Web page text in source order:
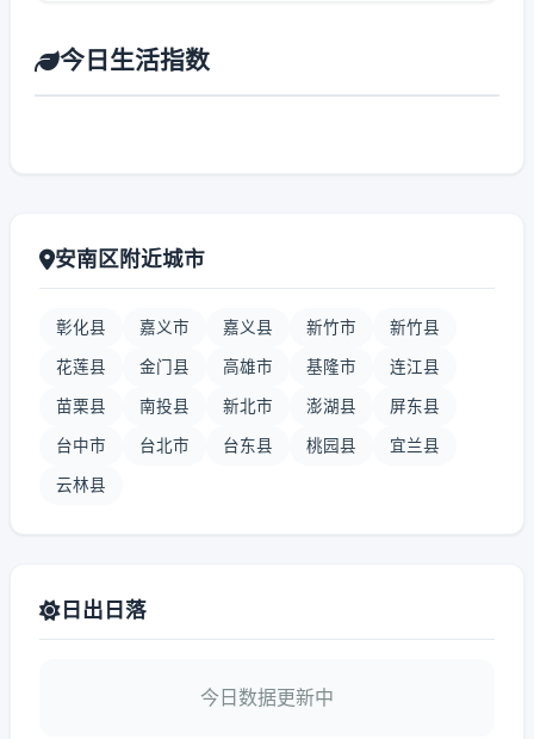
今日生活指数
安南区附近城市
彰化县 嘉义市 嘉义县 新竹市 新竹县
花莲县 金门县 高雄市 基隆市 连江县
苗栗县 南投县 新北市 澎湖县 屏东县
台中市 台北市 台东县 桃园县 宜兰县
云林县
日出日落
今日数据更新中